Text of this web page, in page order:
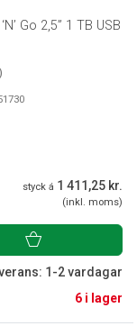
Go 2,5” 1 TB USB
styck á 1 411,25 kr.
(inkl. moms)
1-2 vardagar
6 i lager